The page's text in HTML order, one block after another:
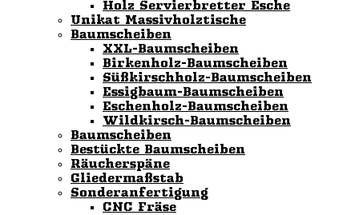
Holz Servierbretter Esche
Unikat Massivholztische
Baumscheiben
XXL-Baumscheiben
Birkenholz-Baumscheiben
Süßkirschholz-Baumscheiben
Essigbaum-Baumscheiben
Eschenholz-Baumscheiben
Wildkirsch-Baumscheiben
Baumscheiben
Bestückte Baumscheiben
Räucherspäne
Gliedermaßstab
Sonderanfertigung
CNC Fräse